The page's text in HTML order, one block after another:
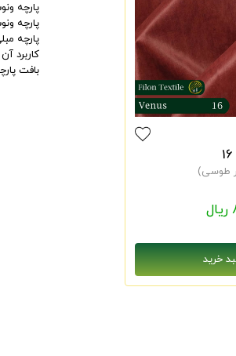
پارچه ونوس 16 یکی از
پارچه ونوس 31 کد دارد که 30
پارچه مبلی ونوس 16
کاربرد
بافت